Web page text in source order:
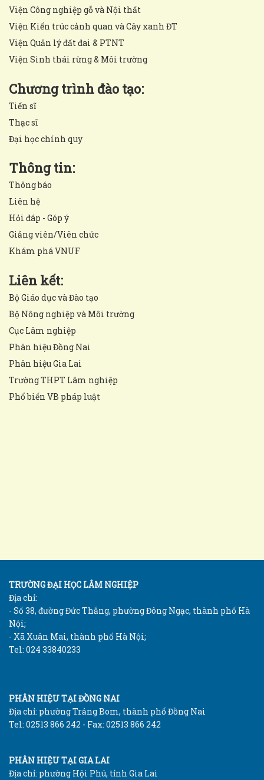
Viện Công nghiệp gỗ và Nội thất
Viện Kiến trúc cảnh quan và Cây xanh ĐT
Viện Quản lý đất đai & PTNT
Viện Sinh thái rừng & Môi trường
Chương trình đào tạo:
Tiến sĩ
Thạc sĩ
Đại học chính quy
Thông tin:
Thông báo
Liên hệ
Hỏi đáp - Góp ý
Giảng viên/Viên chức
Khám phá VNUF
Liên kết:
Bộ Giáo dục và Đào tạo
Bộ Nông nghiệp và Môi trường
Cục Lâm nghiệp
Phân hiệu Đồng Nai
Phân hiệu Gia Lai
Trường THPT Lâm nghiệp
Phổ biến VB pháp luật
TRƯỜNG ĐẠI HỌC LÂM NGHIỆP
Địa chỉ:
- Số 38, đường Đức Thắng, phường Đông Ngạc, thành phố Hà
Nội;
- Xã Xuân Mai, thành phố Hà Nội;
Tel: 024 33840233
PHÂN HIỆU TẠI ĐỒNG NAI
Địa chỉ: phường Trảng Bom, thành phố Đồng Nai
Tel: 02513 866 242 - Fax: 02513 866 242
PHÂN HIỆU TẠI GIA LAI
Địa chỉ: phường Hội Phú, tỉnh Gia Lai